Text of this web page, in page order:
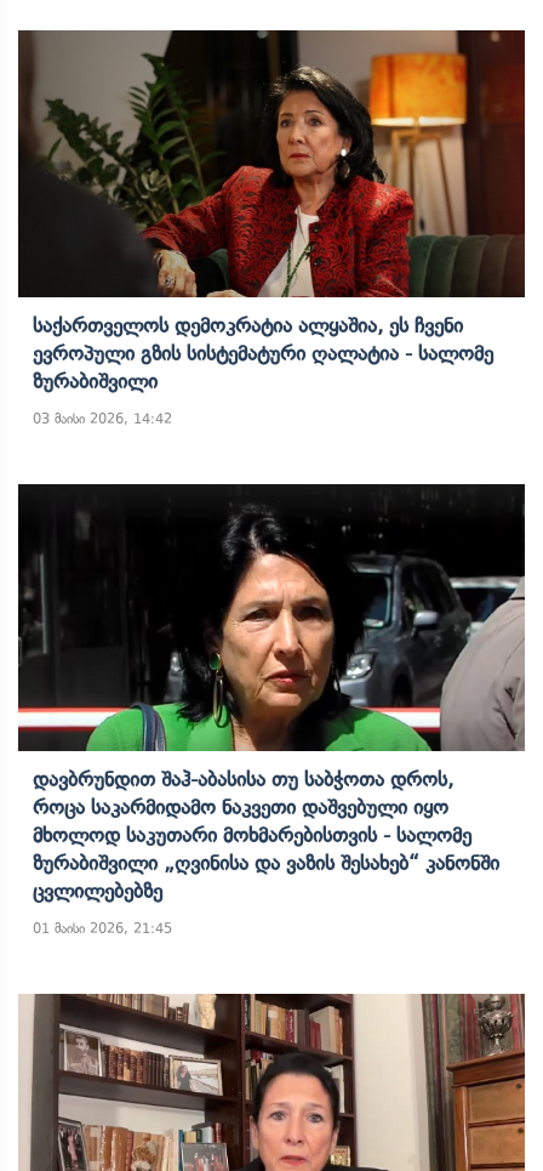
Საქართველოს Დემოკრატია Ალყაშია, Ეს Ჩვენი
Ევროპული Გზის Სისტემატური Ღალატია - Სალომე
Ზურაბიშვილი
03 მაისი 2026, 14:42
Დავბრუნდით Შაჰ-Აბასისა Თუ Საბჭოთა Დროს,
Როცა Საკარმიდამო Ნაკვეთი Დაშვებული Იყო
Მხოლოდ Საკუთარი Მოხმარებისთვის - Სალომე
Ზურაბიშვილი „ღვინისა Და Ვაზის Შესახებ“ Კანონში
Ცვლილებებზე
01 მაისი 2026, 21:45